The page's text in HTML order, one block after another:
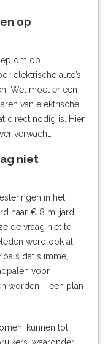
op
om op
elektrische auto’s
Wel moet er een
van elektrische
direct nodig is. Hier
verwacht.
niet
in het
naar € 8 miljard
de vraag niet te
werd ook al
Zoals dat slimme,
voor
worden – een plan
kunnen tot
waaronder